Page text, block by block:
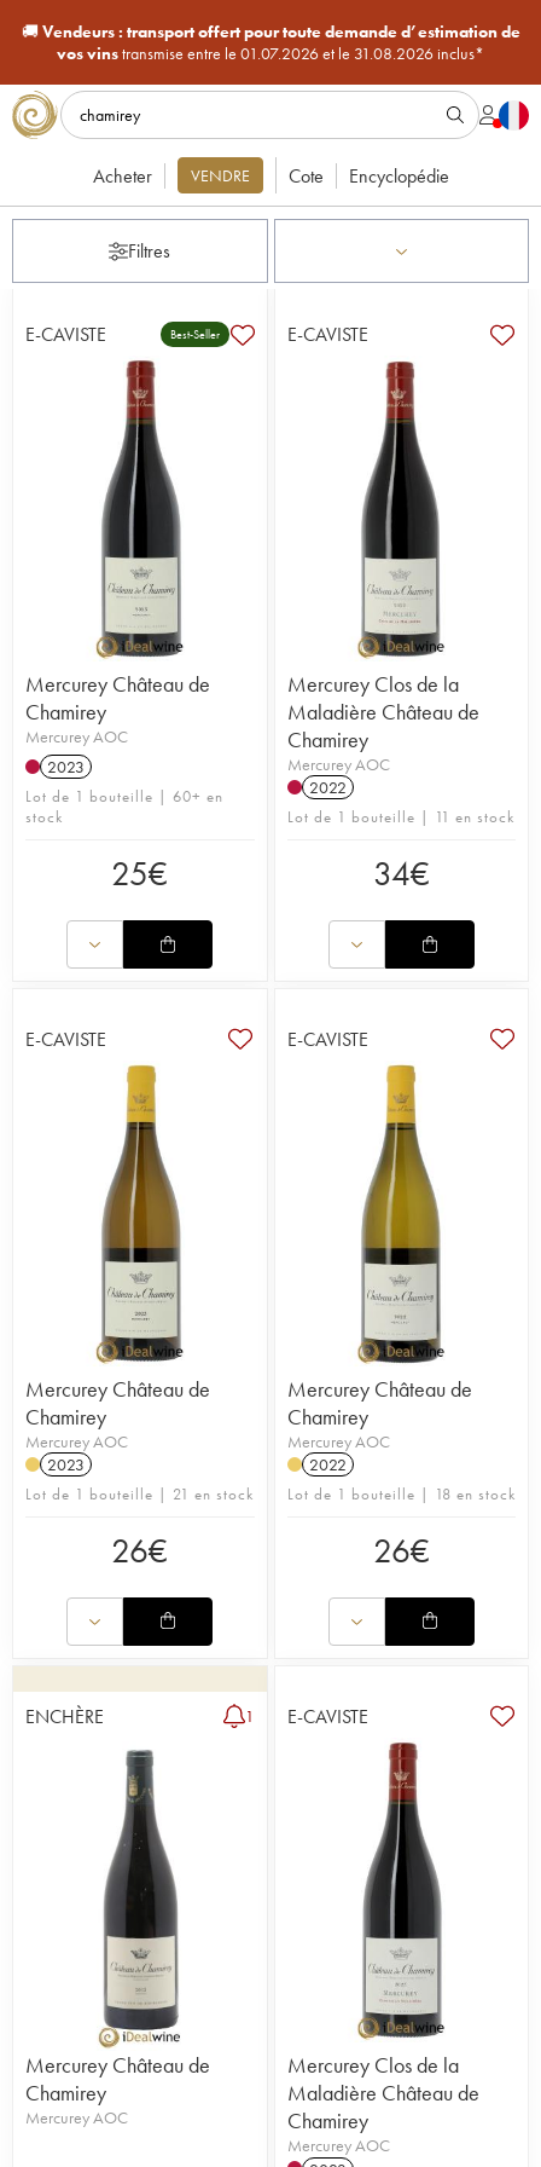
🚚Vendeurs : transport offert pour toute demande d’estimation de
vos vinstransmise entre le 01.07.2026 et le 31.08.2026 inclus*
Acheter VENDRE Cote Encyclopédie
Filtres
E-CAVISTE Best-Seller
Mercurey Château de
Chamirey
Mercurey AOC
2023
Lot de 1 bouteille | 60+ en
stock
25€
E-CAVISTE
Mercurey Clos de la
Maladière Château de
Chamirey
Mercurey AOC
2022
Lot de 1 bouteille | 11 en stock
34€
E-CAVISTE
Mercurey Château de
Chamirey
Mercurey AOC
2023
Lot de 1 bouteille | 21 en stock
26€
E-CAVISTE
Mercurey Château de
Chamirey
Mercurey AOC
2022
Lot de 1 bouteille | 18 en stock
26€
ENCHÈRE 1
Mercurey Château de
Chamirey
Mercurey AOC
E-CAVISTE
Mercurey Clos de la
Maladière Château de
Chamirey
Mercurey AOC